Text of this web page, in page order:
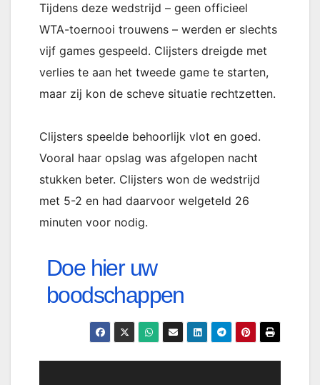
Tijdens deze wedstrijd – geen officieel
WTA-toernooi trouwens – werden er slechts
vijf games gespeeld. Clijsters dreigde met
verlies te aan het tweede game te starten,
maar zij kon de scheve situatie rechtzetten.
Clijsters speelde behoorlijk vlot en goed.
Vooral haar opslag was afgelopen nacht
stukken beter. Clijsters won de wedstrijd
met 5-2 en had daarvoor welgeteld 26
minuten voor nodig.
Doe hier uw
boodschappen